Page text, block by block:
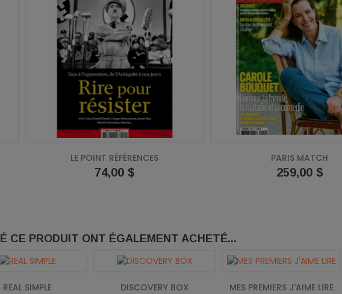
LE POINT RÉFÉRENCES
Prix
74,00 $
PARIS MATCH
Prix
259,00 $
CE PRODUIT ONT ÉGALEMENT ACHETÉ...
REAL SIMPLE
DISCOVERY BOX
MES PREMIERS J'AIME LIRE